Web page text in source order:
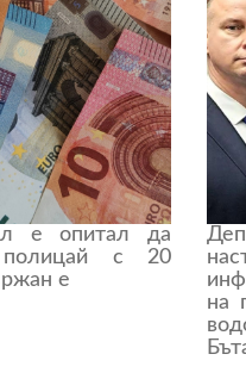
е опитал да
полицай с 20
е
на